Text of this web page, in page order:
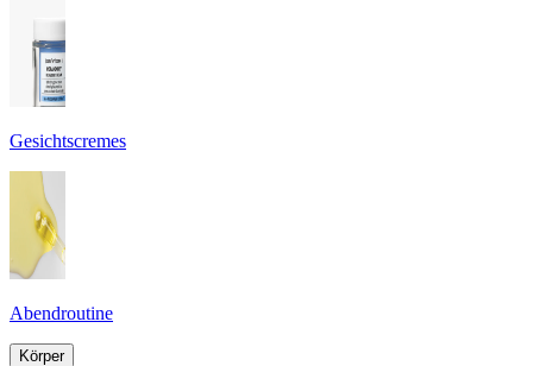
Gesichtscremes
Abendroutine
Körper